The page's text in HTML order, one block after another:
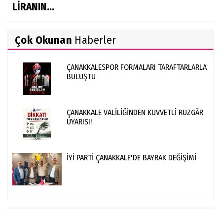
LİRANIN...
Çok Okunan Haberler
ÇANAKKALESPOR FORMALARI TARAFTARLARLA
BULUŞTU
ÇANAKKALE VALİLİĞİNDEN KUVVETLİ RÜZGÂR
UYARISI!
İYİ PARTİ ÇANAKKALE'DE BAYRAK DEĞİŞİMİ